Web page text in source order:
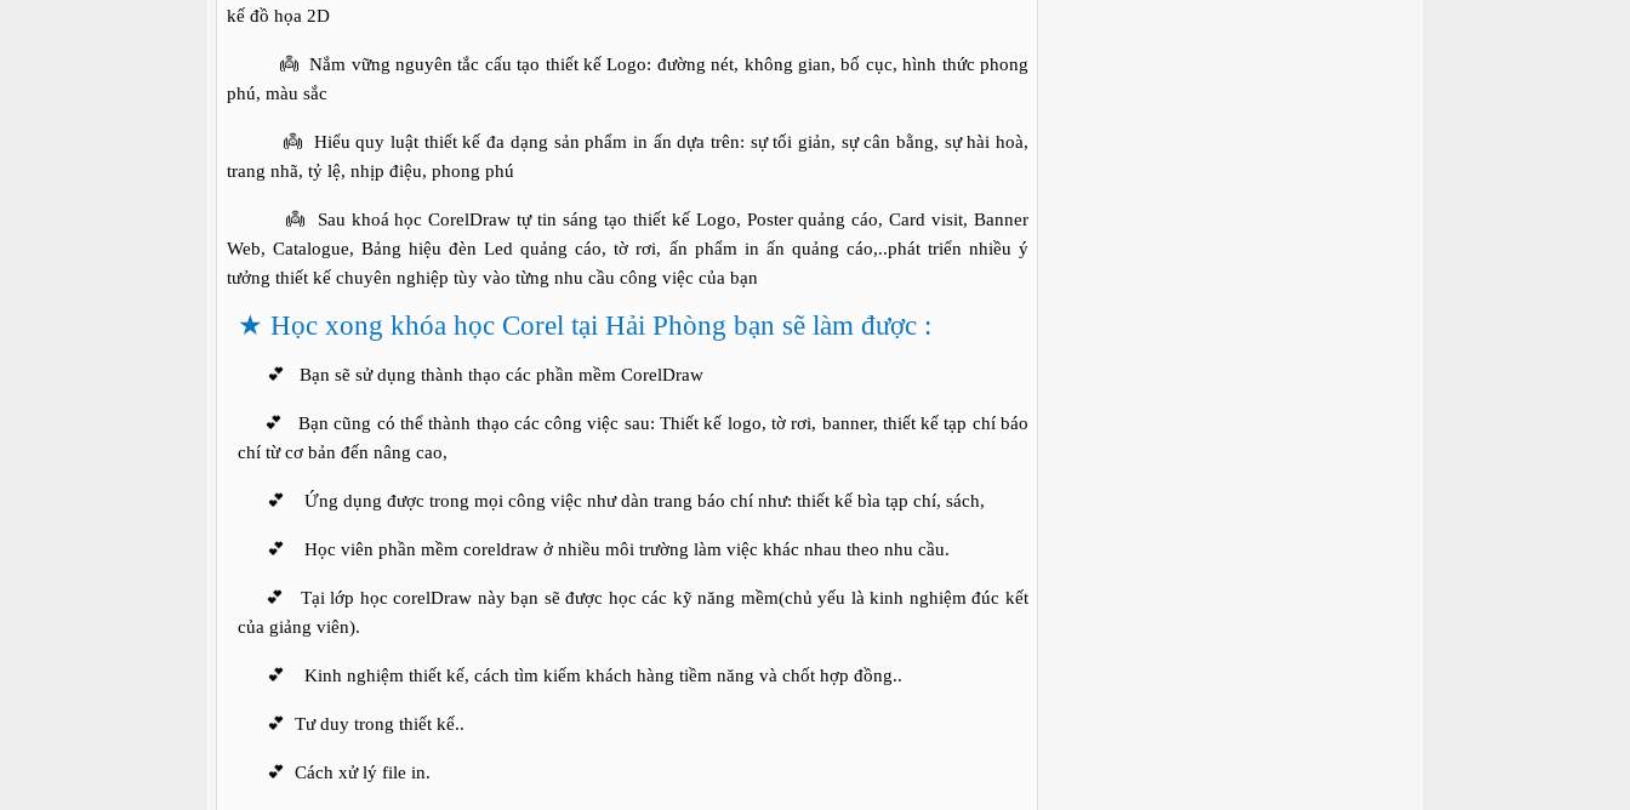
kế đồ họa 2D
👼 Nắm vững nguyên tắc cấu tạo thiết kế Logo: đường nét, không gian, bố cục, hình thức phong
phú, màu sắc
👼 Hiểu quy luật thiết kế đa dạng sản phẩm in ấn dựa trên: sự tối giản, sự cân bằng, sự hài hoà,
trang nhã, tỷ lệ, nhịp điệu, phong phú
👼 Sau khoá học CorelDraw tự tin sáng tạo thiết kế Logo, Poster quảng cáo, Card visit, Banner
Web, Catalogue, Bảng hiệu đèn Led quảng cáo, tờ rơi, ấn phẩm in ấn quảng cáo,..phát triển nhiều ý
tưởng thiết kế chuyên nghiệp tùy vào từng nhu cầu công việc của bạn
★ Học xong khóa học Corel tại Hải Phòng bạn sẽ làm được :
💕 Bạn sẽ sử dụng thành thạo các phần mềm CorelDraw
💕 Bạn cũng có thể thành thạo các công việc sau: Thiết kế logo, tờ rơi, banner, thiết kế tạp chí báo
chí từ cơ bản đến nâng cao,
💕 Ứng dụng được trong mọi công việc như dàn trang báo chí như: thiết kế bìa tạp chí, sách,
💕 Học viên phần mềm coreldraw ở nhiều môi trường làm việc khác nhau theo nhu cầu.
💕 Tại lớp học corelDraw này bạn sẽ được học các kỹ năng mềm(chủ yếu là kinh nghiệm đúc kết
của giảng viên).
💕 Kinh nghiệm thiết kế, cách tìm kiếm khách hàng tiềm năng và chốt hợp đồng..
💕 Tư duy trong thiết kế..
💕 Cách xử lý file in.